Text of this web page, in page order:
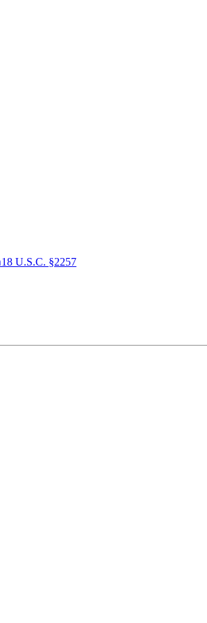
18 U.S.C. §2257